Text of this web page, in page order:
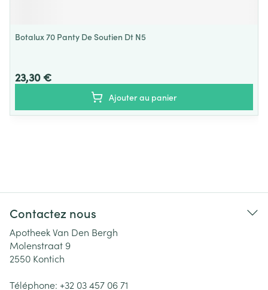
Botalux 70 Panty De Soutien Dt N5
23,30 €
Ajouter au panier
Contactez nous
Apotheek Van Den Bergh
Molenstraat 9
2550 Kontich
Téléphone: +32 03 457 06 71